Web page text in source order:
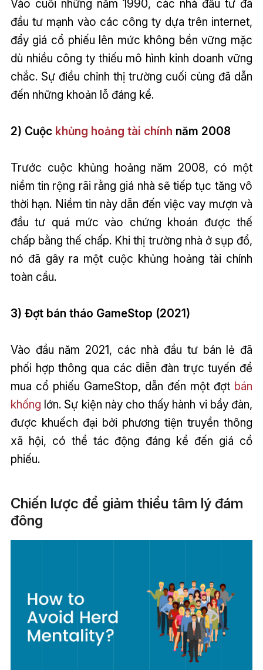
Vào cuối những năm 1990, các nhà đầu tư đã
đầu tư mạnh vào các công ty dựa trên internet,
đẩy giá cổ phiếu lên mức không bền vững mặc
dù nhiều công ty thiếu mô hình kinh doanh vững
chắc. Sự điều chỉnh thị trường cuối cùng đã dẫn
đến những khoản lỗ đáng kể.
2) Cuộc khủng hoảng tài chính năm 2008
Trước cuộc khủng hoảng năm 2008, có một
niềm tin rộng rãi rằng giá nhà sẽ tiếp tục tăng vô
thời hạn. Niềm tin này dẫn đến việc vay mượn và
đầu tư quá mức vào chứng khoán được thế
chấp bằng thế chấp. Khi thị trường nhà ở sụp đổ,
nó đã gây ra một cuộc khủng hoảng tài chính
toàn cầu.
3) Đợt bán tháo GameStop (2021)
Vào đầu năm 2021, các nhà đầu tư bán lẻ đã
phối hợp thông qua các diễn đàn trực tuyến để
mua cổ phiếu GameStop, dẫn đến một đợt bán
khống lớn. Sự kiện này cho thấy hành vi bầy đàn,
được khuếch đại bởi phương tiện truyền thông
xã hội, có thể tác động đáng kể đến giá cổ
phiếu.
Chiến lược để giảm thiểu tâm lý đám
đông